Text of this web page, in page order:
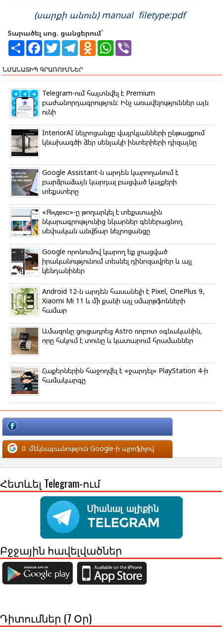
(սարքի անուն) manual filetype:pdf
Տարածել սոց. ցանցերում`
S
r
e
F
e
b
o
k
T
w
t
t
r
T
e
g
a
m
O
k
a
s
s
i
k
i
W
s
p
p
r
ՆՄԱՆԱՏԻՊ ԳՐԱՌՈՒՄՆԵՐ
Telegram-ում հայտնվել է Premium
բաժանորդագրություն: Ինչ առավելություններ այն
ունի
InteriorAI նեյրոցանցը վայրկյանների ընթացքում
կնախագծի ձեր սենյակի ինտերիերի դիզայնը
Google Assistant-ն արդեն կարողանում է
բարձրաձայն կարդալ բացված կայքերի
տեքստերը
«Яндекс»-ը թողարկել է տեքստային
նկարագրությունից նկարներ գեներացնող
սեփական անվճար նեյրոցանցը
Google որոնումով կարող եք լրացված
իրականությունում տեսնել դինոզավրեր և այլ
կենդանիներ
Android 12-ն արդեն հասանելի է Pixel, OnePlus 9,
Xiaomi Mi 11 և մի քանի այլ սմարթֆոնների
համար
Ամազոնը ցուցադրեց Astro ռոբոտ օգնականին,
որը հսկում է տունը և կատարում հրամաններ
Հաքերներին հաջողվել է «ջարդել» PlayStation 4-ի
համակարգը
մեկնաբանություն Facebook-ի պրոֆիլով
0 մեկնաբանություն Google-ի պրոֆիլով
Հետևել Telegram-ում
Բջջային հավելվածներ
Դիտումներ (7 Օր)